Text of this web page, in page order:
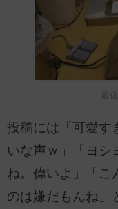
最
投稿には「可愛す
いな声ｗ」「ヨシ
ね。偉いよ」「こ
のは嫌だもんね」